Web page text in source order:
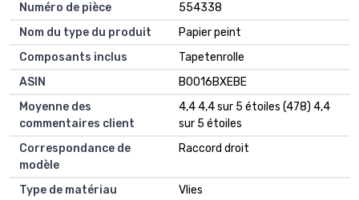
Numéro de pièce
554338
Nom du type du produit
Papier peint
Composants inclus
Tapetenrolle
ASIN
B0016BXEBE
Moyenne des
commentaires client
4,4 4,4 sur 5 étoiles (478) 4,4
sur 5 étoiles
Correspondance de
modèle
Raccord droit
Type de matériau
Vlies